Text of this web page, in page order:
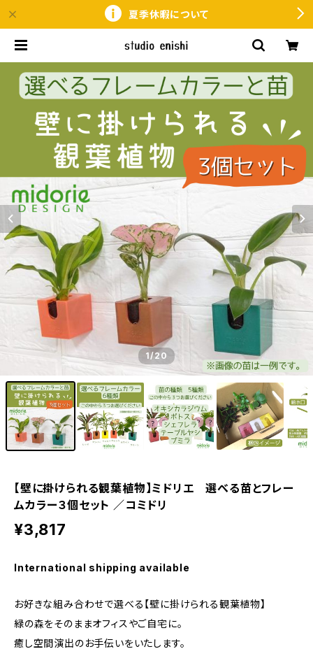
夏季休暇について
1/20
【壁に掛けられる観葉植物】ミドリエ 選べる苗とフレー
ムカラー３個セット ／コミドリ
¥3,817
International shipping available
お好きな組み合わせで選べる【壁に掛けられる観葉植物】
緑の森をそのままオフィスやご自宅に。
癒し空間演出のお手伝いをいたします。